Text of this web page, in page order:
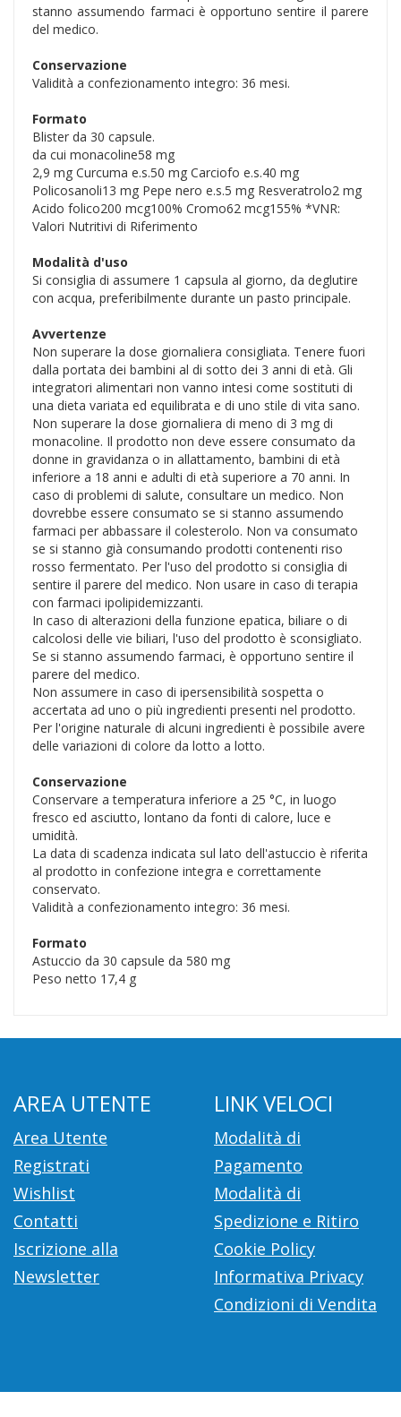
stanno assumendo farmaci è opportuno sentire il parere
del medico.
Conservazione
Validità a confezionamento integro: 36 mesi.
Formato
Blister da 30 capsule.
da cui monacoline58 mg
2,9 mg Curcuma e.s.50 mg Carciofo e.s.40 mg
Policosanoli13 mg Pepe nero e.s.5 mg Resveratrolo2 mg
Acido folico200 mcg100% Cromo62 mcg155% *VNR:
Valori Nutritivi di Riferimento
Modalità d'uso
Si consiglia di assumere 1 capsula al giorno, da deglutire
con acqua, preferibilmente durante un pasto principale.
Avvertenze
Non superare la dose giornaliera consigliata. Tenere fuori
dalla portata dei bambini al di sotto dei 3 anni di età. Gli
integratori alimentari non vanno intesi come sostituti di
una dieta variata ed equilibrata e di uno stile di vita sano.
Non superare la dose giornaliera di meno di 3 mg di
monacoline. Il prodotto non deve essere consumato da
donne in gravidanza o in allattamento, bambini di età
inferiore a 18 anni e adulti di età superiore a 70 anni. In
caso di problemi di salute, consultare un medico. Non
dovrebbe essere consumato se si stanno assumendo
farmaci per abbassare il colesterolo. Non va consumato
se si stanno già consumando prodotti contenenti riso
rosso fermentato. Per l'uso del prodotto si consiglia di
sentire il parere del medico. Non usare in caso di terapia
con farmaci ipolipidemizzanti.
In caso di alterazioni della funzione epatica, biliare o di
calcolosi delle vie biliari, l'uso del prodotto è sconsigliato.
Se si stanno assumendo farmaci, è opportuno sentire il
parere del medico.
Non assumere in caso di ipersensibilità sospetta o
accertata ad uno o più ingredienti presenti nel prodotto.
Per l'origine naturale di alcuni ingredienti è possibile avere
delle variazioni di colore da lotto a lotto.
Conservazione
Conservare a temperatura inferiore a 25 °C, in luogo
fresco ed asciutto, lontano da fonti di calore, luce e
umidità.
La data di scadenza indicata sul lato dell'astuccio è riferita
al prodotto in confezione integra e correttamente
conservato.
Validità a confezionamento integro: 36 mesi.
Formato
Astuccio da 30 capsule da 580 mg
Peso netto 17,4 g
AREA UTENTE
Area Utente
Registrati
Wishlist
Contatti
Iscrizione alla
Newsletter
LINK VELOCI
Modalità di
Pagamento
Modalità di
Spedizione e Ritiro
Cookie Policy
Informativa Privacy
Condizioni di Vendita